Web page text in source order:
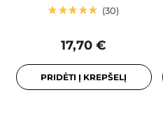
30
17,70 €
PRIDĖTI Į KREPŠELĮ